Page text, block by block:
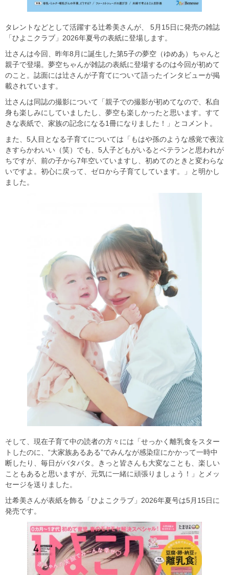
タレントなどとして活躍する辻希美さんが、 5月15日に発売の雑誌
「ひよこクラブ」2026年夏号の表紙に登場します。
辻さんは今回、昨年8月に誕生した第5子の夢空（ゆめあ）ちゃんと
親子で登場。夢空ちゃんが雑誌の表紙に登場するのは今回が初めて
のこと。誌面には辻さんが子育てについて語ったインタビューが掲
載されています。
辻さんは同誌の撮影について「親子での撮影が初めてなので、私自
身も楽しみにしていましたし、夢空も楽しかったと思います。すて
きな表紙で、家族の記念になる1冊になりました！」とコメント。
また、5人目となる子育てについては「もはや孫のような感覚で夜泣
きすらかわいい（笑）でも、5人子どもがいるとベテランと思われが
ちですが、前の子から7年空いていますし、初めてのときと変わらな
いですよ。初心に戻って、ゼロから子育てしています。」と明かし
ました。
そして、現在子育て中の読者の方々には「せっかく離乳食をスター
トしたのに、“大家族あるある”でみんなが感染症にかかって一時中
断したり、毎日がバタバタ。きっと皆さんも大変なことも、楽しい
こともあると思いますが、元気に一緒に頑張りましょう！」とメッ
セージを送りました。
辻希美さんが表紙を飾る「ひよこクラブ」2026年夏号は5月15日に
発売です。